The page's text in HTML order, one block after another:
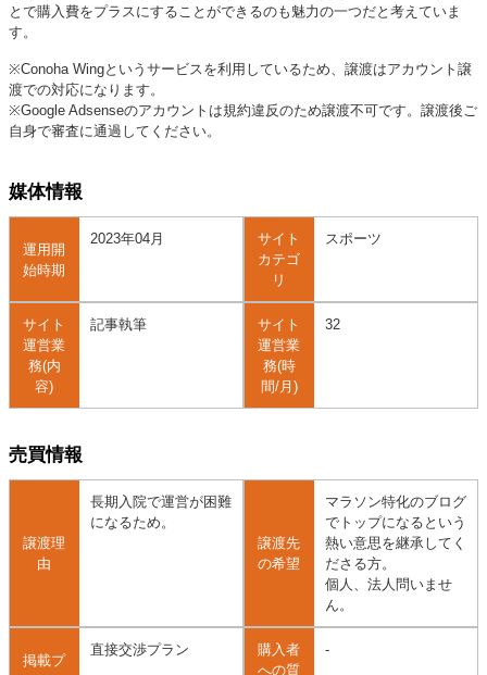
とで購入費をプラスにすることができるのも魅力の一つだと考えていま
す。
※Conoha Wingというサービスを利用しているため、譲渡はアカウント譲
渡での対応になります。
※Google Adsenseのアカウントは規約違反のため譲渡不可です。譲渡後ご
自身で審査に通過してください。
媒体情報
運用開
始時期
2023年04月
サイト
カテゴ
リ
スポーツ
サイト
運営業
務(内
容)
記事執筆
サイト
運営業
務(時
間/月)
32
売買情報
譲渡理
由
長期入院で運営が困難
になるため。
譲渡先
の希望
マラソン特化のブログ
でトップになるという
熱い意思を継承してく
ださる方。
個人、法人問いませ
ん。
掲載プ
直接交渉プラン
購入者
への質
-